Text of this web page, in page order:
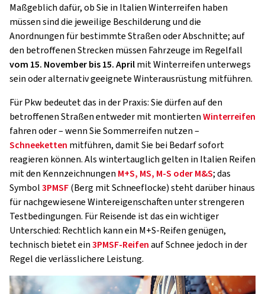
Maßgeblich dafür, ob Sie in Italien Winterreifen haben
müssen sind die jeweilige Beschilderung und die
Anordnungen für bestimmte Straßen oder Abschnitte; auf
den betroffenen Strecken müssen Fahrzeuge im Regelfall
vom 15. November bis 15. Aprilmit Winterreifen unterwegs
sein oder alternativ geeignete Winterausrüstung mitführen.
Für Pkw bedeutet das in der Praxis: Sie dürfen auf den
betroffenen Straßen entweder mit montiertenWinterreifen
fahren oder – wenn Sie Sommerreifen nutzen –
Schneeketten mitführen, damit Sie bei Bedarf sofort
reagieren können. Als wintertauglich gelten in Italien Reifen
mit den Kennzeichnungen M+S, MS, M-S oder M&S; das
Symbol3PMSF(Berg mit Schneeflocke) steht darüber hinaus
für nachgewiesene Wintereigenschaften unter strengeren
Testbedingungen. Für Reisende ist das ein wichtiger
Unterschied: Rechtlich kann ein M+S-Reifen genügen,
technisch bietet ein3PMSF-Reifenauf Schnee jedoch in der
Regel die verlässlichere Leistung.